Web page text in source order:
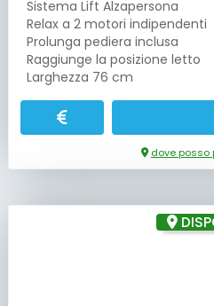
Sistema Lift Alzapersona
Relax a 2 motori indipendenti
Prolunga pediera inclusa
Raggiunge la posizione letto
Larghezza 76 cm
dove posso